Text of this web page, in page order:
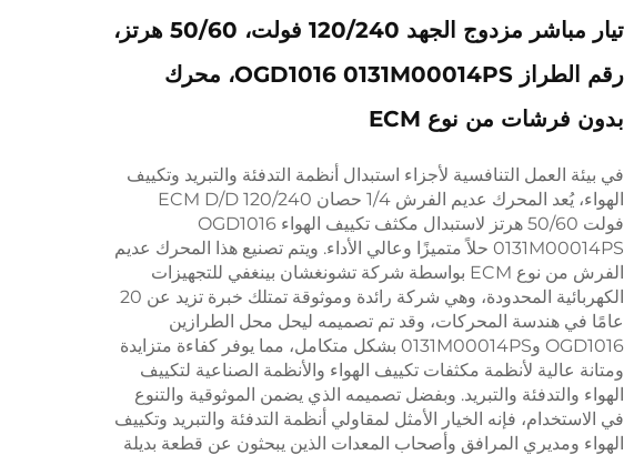
تيار مباشر مزدوج الجهد 120/240 فولت، 50/60 هرتز،
رقم الطراز OGD1016 0131M00014PS، محرك
بدون فرشات من نوع ECM
في بيئة العمل التنافسية لأجزاء استبدال أنظمة التدفئة والتبريد وتكييف
الهواء، يُعد المحرك عديم الفرش 1/4 حصان ECM D/D 120/240
فولت 50/60 هرتز لاستبدال مكثف تكييف الهواء OGD1016
0131M00014PS حلاً متميزًا وعالي الأداء. ويتم تصنيع هذا المحرك عديم
الفرش من نوع ECM بواسطة شركة تشونغشان بينغفي للتجهيزات
الكهربائية المحدودة، وهي شركة رائدة وموثوقة تمتلك خبرة تزيد عن 20
عامًا في هندسة المحركات، وقد تم تصميمه ليحل محل الطرازين
OGD1016 و0131M00014PS بشكل متكامل، مما يوفر كفاءة متزايدة
ومتانة عالية لأنظمة مكثفات تكييف الهواء والأنظمة الصناعية لتكييف
الهواء والتدفئة والتبريد. وبفضل تصميمه الذي يضمن الموثوقية والتنوع
في الاستخدام، فإنه الخيار الأمثل لمقاولي أنظمة التدفئة والتبريد وتكييف
الهواء ومديري المرافق وأصحاب المعدات الذين يبحثون عن قطعة بديلة